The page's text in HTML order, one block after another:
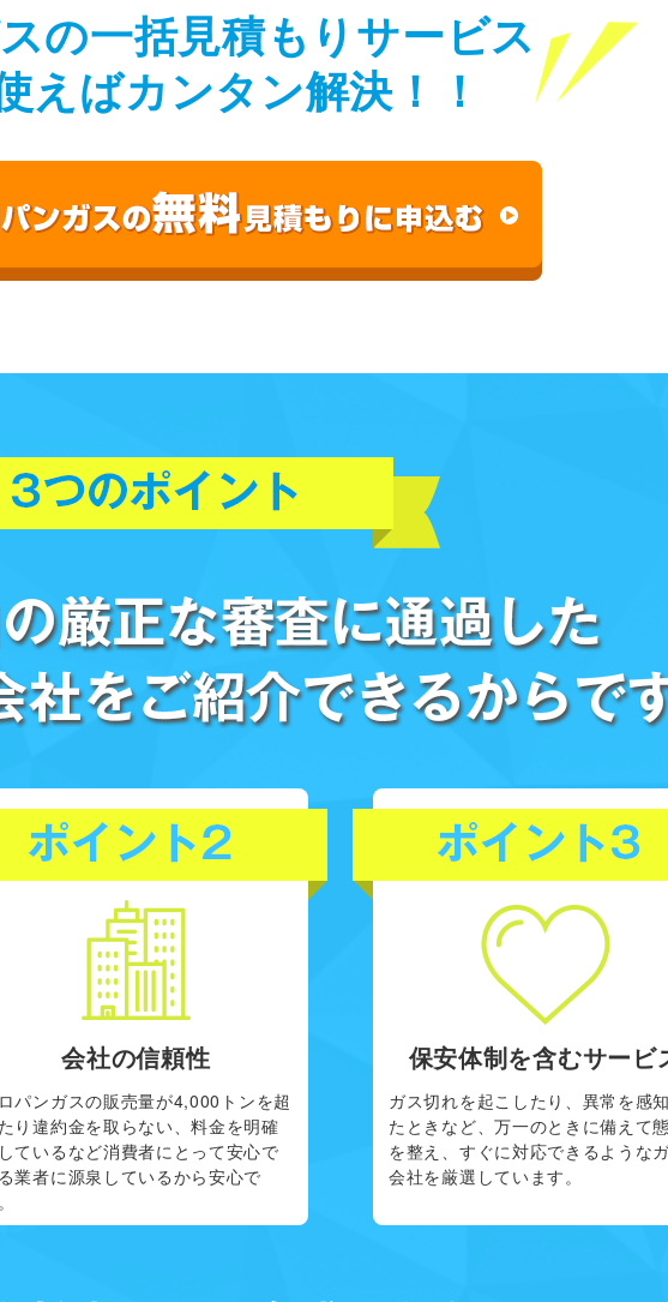
の一括見積もりサービス
えばカンタン解決！！
会社の信頼性
パンガスの販売量が4,000トンを超
り違約金を取らない、料金を明確
ているなど消費者にとって安心で
業者に源泉しているから安心で
保安体制を含むサービ
ガス切れを起こしたり、異常を感
たときなど、万一のときに備えて
を整え、すぐに対応できるような
会社を厳選しています。